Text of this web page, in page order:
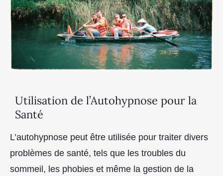
Utilisation de l’Autohypnose pour la
Santé
L’autohypnose peut être utilisée pour traiter divers
problèmes de santé, tels que les troubles du
sommeil, les phobies et même la gestion de la